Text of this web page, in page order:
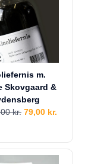
m.
Skovgaard &
kr. 79,00 kr.